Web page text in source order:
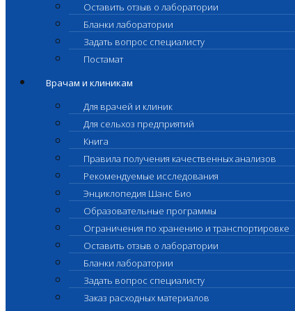
Оставить отзыв о лаборатории
Бланки лаборатории
Задать вопрос специалисту
Постамат
Врачам и клиникам
Для врачей и клиник
Для сельхоз предприятий
Книга
Правила получения качественных анализов
Рекомендуемые исследования
Энциклопедия Шанс Био
Образовательные программы
Ограничения по хранению и транспортировке
Оставить отзыв о лаборатории
Бланки лаборатории
Задать вопрос специалисту
Заказ расходных материалов